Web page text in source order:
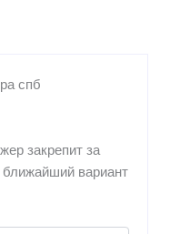
закрепит за
вариант